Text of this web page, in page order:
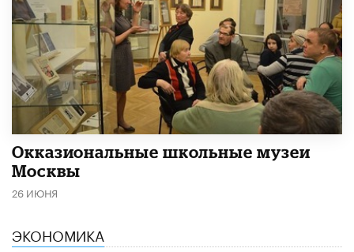
​Окказиональные школьные музеи
Москвы
26 ИЮНЯ
ЭКОНОМИКА